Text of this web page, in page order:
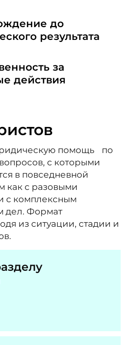
до
результата
за
действия
помощь по
с которыми
в повседневной
как с разовыми
с комплексным
дел. Формат
из ситуации, стадии и